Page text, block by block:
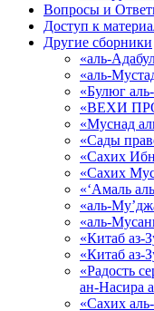
Вопросы и
Доступ к
Другие сборники
«аль-
«аль-
«Булюг
«ВЕХИ
«Муснад
«Сады
«Сахих
«Сахих
«‘Амаль
«аль-
«аль-
«Китаб аз-
«Китаб аз-
«Радость
ан-Насира
«Сахих